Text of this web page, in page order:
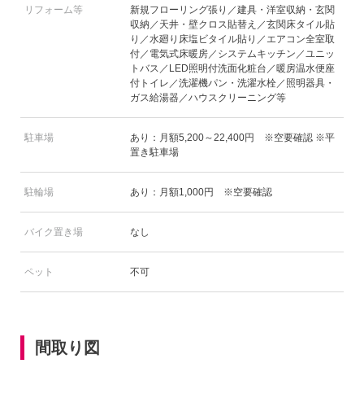
リフォーム等
新規フローリング張り／建具・洋室収納・玄関
収納／天井・壁クロス貼替え／玄関床タイル貼
り／水廻り床塩ビタイル貼り／エアコン全室取
付／電気式床暖房／システムキッチン／ユニッ
トバス／LED照明付洗面化粧台／暖房温水便座
付トイレ／洗濯機パン・洗濯水栓／照明器具・
ガス給湯器／ハウスクリーニング等
駐車場
あり：月額5,200～22,400円 ※空要確認 ※平
置き駐車場
駐輪場 あり：月額1,000円 ※空要確認
バイク置き場 なし
ペット 不可
間取り図